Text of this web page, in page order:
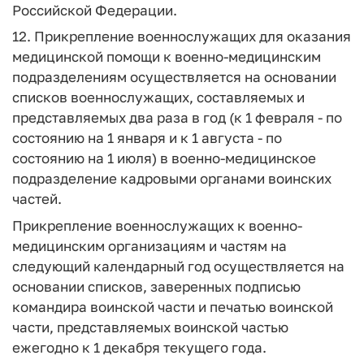
Российской Федерации.
12. Прикрепление военнослужащих для оказания
медицинской помощи к военно-медицинским
подразделениям осуществляется на основании
списков военнослужащих, составляемых и
представляемых два раза в год (к 1 февраля - по
состоянию на 1 января и к 1 августа - по
состоянию на 1 июля) в военно-медицинское
подразделение кадровыми органами воинских
частей.
Прикрепление военнослужащих к военно-
медицинским организациям и частям на
следующий календарный год осуществляется на
основании списков, заверенных подписью
командира воинской части и печатью воинской
части, представляемых воинской частью
ежегодно к 1 декабря текущего года.